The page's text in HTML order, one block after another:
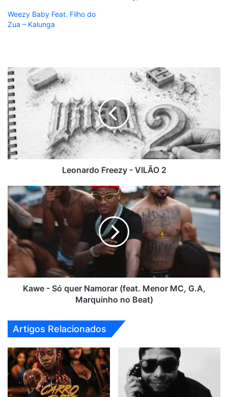
Weezy Baby Feat. Filho do
Zua – Kalunga
Leonardo
Freezy
-
VILÃO
2
Leonardo Freezy - VILÃO 2
Kawe
-
Só
quer
Namorar
(feat.
Menor
MC,
G.A,
Marquinho
Kawe - Só quer Namorar (feat. Menor MC, G.A,
Marquinho no Beat)
Artigos Relacionados